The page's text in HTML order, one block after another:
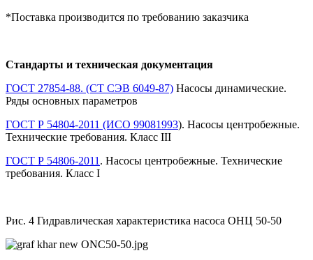
*Поставка производится по требованию заказчика
Стандарты и техническая документация
ГОСТ 27854-88. (СТ СЭВ 6049-87) Насосы динамические.
Ряды основных параметров
ГОСТ Р 54804-2011 (ИСО 99081993). Насосы центробежные.
Технические требования. Класс III
ГОСТ Р 54806-2011 . Насосы центробежные. Технические
требования. Класс I
Рис. 4 Гидравлическая характеристика насоса ОНЦ 50-50